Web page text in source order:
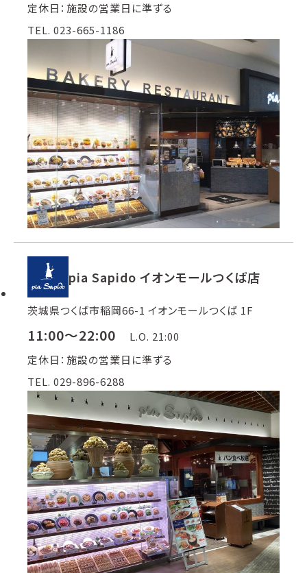
定休日：施設の営業日に準ずる
TEL. 023-665-1186
pia Sapido イオンモールつくば店
茨城県つくば市稲岡66-1 イオンモールつくば 1F
11:00～22:00
L.O. 21:00
定休日：施設の営業日に準ずる
TEL. 029-896-6288